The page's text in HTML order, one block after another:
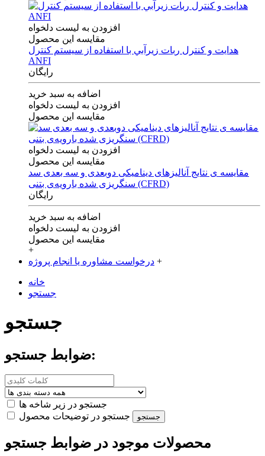
افزودن به لیست دلخواه
مقایسه این محصول
هدايت و كنترل ربات زيرآبي با استفاده از سيستم كنترل
ANFI
رایگان
اضافه به سبد خرید
افزودن به لیست دلخواه
مقایسه این محصول
افزودن به لیست دلخواه
مقایسه این محصول
مقایسه ی‌ نتایج آنالیزهای‌ دینامیکی‌ دوبعدی‌ و‌ سه بعدی‌ سد
سنگریزی‌ شده با‌رویه‌ی‌ بتنی‌ (CFRD)
رایگان
اضافه به سبد خرید
افزودن به لیست دلخواه
مقایسه این محصول
+
درخواست مشاوره یا انجام پروژه +
خانه
جستجو
جستجو
ضوابط جستجو:
جستجو در زیر شاخه ها
جستجو در توضیحات محصول
محصولات موجود در ضوابط جستجو